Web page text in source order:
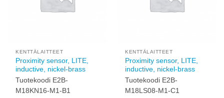
KENTTÄLAITTEET
Proximity sensor, LITE,
inductive, nickel-brass
Tuotekoodi E2B-
M18KN16-M1-B1
KENTTÄLAITTEET
Proximity sensor, LITE,
inductive, nickel-brass
Tuotekoodi E2B-
M18LS08-M1-C1